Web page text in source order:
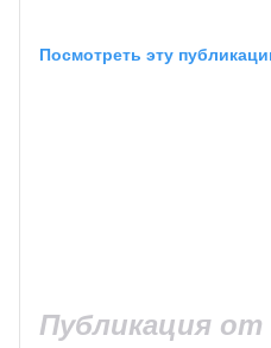
Посмотреть эту